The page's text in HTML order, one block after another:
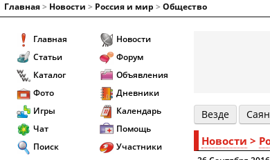
Главная> Новости > Россия и мир > Общество
Главная
Статьи
Каталог
Фото
Игры
Чат
Поиск
Новости
Форум
Объявления
Дневники
Календарь
Помощь
Участники
Везде
Новости >